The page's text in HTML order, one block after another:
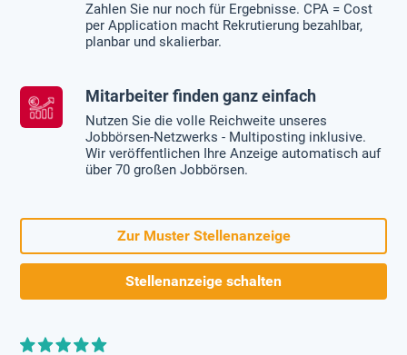
Zahlen Sie nur noch für Ergebnisse. CPA = Cost
per Application macht Rekrutierung bezahlbar,
planbar und skalierbar.
Mitarbeiter finden ganz einfach
Nutzen Sie die volle Reichweite unseres
Jobbörsen-Netzwerks - Multiposting inklusive.
Wir veröffentlichen Ihre Anzeige automatisch auf
über 70 großen Jobbörsen.
Zur Muster Stellenanzeige
Stellenanzeige schalten